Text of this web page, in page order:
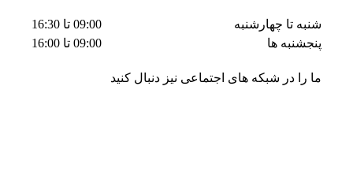
شنبه تا چهارشنبه
09:00 تا 16:30
پنجشنبه ها
09:00 تا 16:00
ما را در شبکه های اجتماعی نیز دنبال کنید